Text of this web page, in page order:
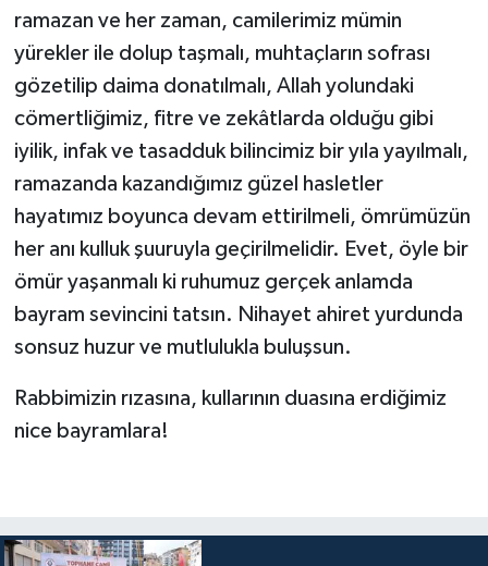
ramazan ve her zaman, camilerimiz mümin
yürekler ile dolup taşmalı, muhtaçların sofrası
gözetilip daima donatılmalı, Allah yolundaki
cömertliğimiz, fitre ve zekâtlarda olduğu gibi
iyilik, infak ve tasadduk bilincimiz bir yıla yayılmalı,
ramazanda kazandığımız güzel hasletler
hayatımız boyunca devam ettirilmeli, ömrümüzün
her anı kulluk şuuruyla geçirilmelidir. Evet, öyle bir
ömür yaşanmalı ki ruhumuz gerçek anlamda
bayram sevincini tatsın. Nihayet ahiret yurdunda
sonsuz huzur ve mutlulukla buluşsun.
Rabbimizin rızasına, kullarının duasına erdiğimiz
nice bayramlara!